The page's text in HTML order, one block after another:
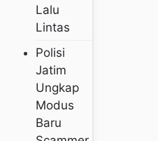
Lalu
Lintas
Polisi
Jatim
Ungkap
Modus
Baru